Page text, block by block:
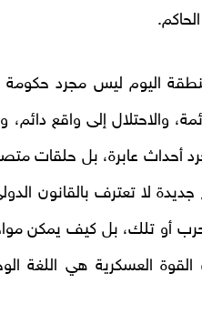
اليوم ليس مجرد
والاحتلال إلى واقع
أحداث عابرة، بل حلقات
لا تعترف بالقانون
أو تلك، بل كيف يمكن
العسكرية هي اللغة